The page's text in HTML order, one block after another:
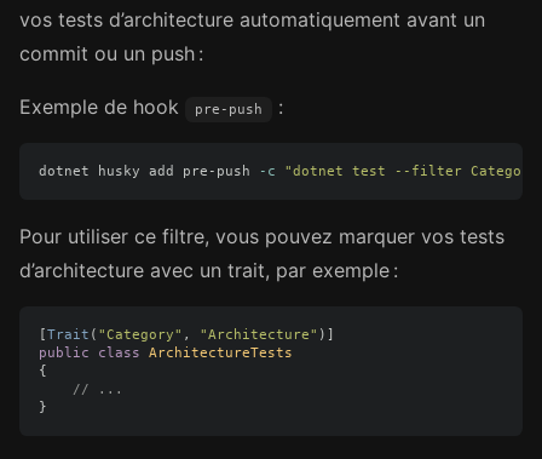
vos tests d’architecture automatiquement avant un
commit ou un push :
Exemple de hook pre-push :
dotnet husky add pre-push -c "dotnet test --filter
Pour utiliser ce filtre, vous pouvez marquer vos tests
d’architecture avec un trait, par exemple :
Trait ( "Category" , "Architecture" )]
public
class
ArchitectureTests
{
// ...
}